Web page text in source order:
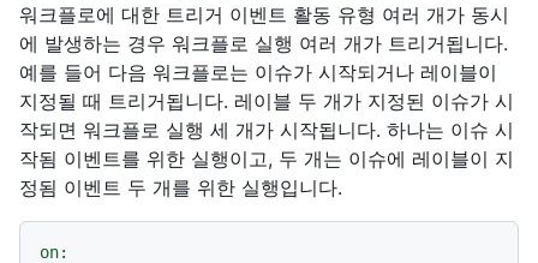
워크플로에 대한 트리거 이벤트 활동 유형 여러 개가 동시
에 발생하는 경우 워크플로 실행 여러 개가 트리거됩니다.
예를 들어 다음 워크플로는 이슈가 시작되거나 레이블이
지정될 때 트리거됩니다. 레이블 두 개가 지정된 이슈가 시
작되면 워크플로 실행 세 개가 시작됩니다. 하나는 이슈 시
작됨 이벤트를 위한 실행이고, 두 개는 이슈에 레이블이 지
정됨 이벤트 두 개를 위한 실행입니다.
on: